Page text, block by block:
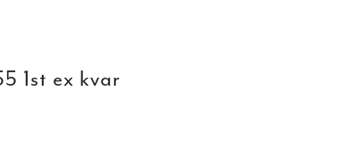
1st ex kvar